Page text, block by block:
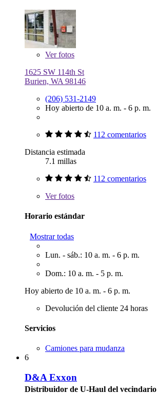
Verfotos
1625 SW 114th St
Burien, WA 98146
(206) 531-2149
Hoy abierto de 10 a. m. - 6 p. m.
112 comentarios
Distancia estimada
7.1 millas
112 comentarios
Verfotos
Horario estándar
Mostrar todas
Lun. - sáb.: 10 a. m. - 6 p. m.
Dom.: 10 a. m. - 5 p. m.
Hoy abierto de 10 a. m. - 6 p. m.
Devolución del cliente 24 horas
Servicios
Camiones para mudanza
6
D&A Exxon
Distribuidor de U-Haul del vecindario